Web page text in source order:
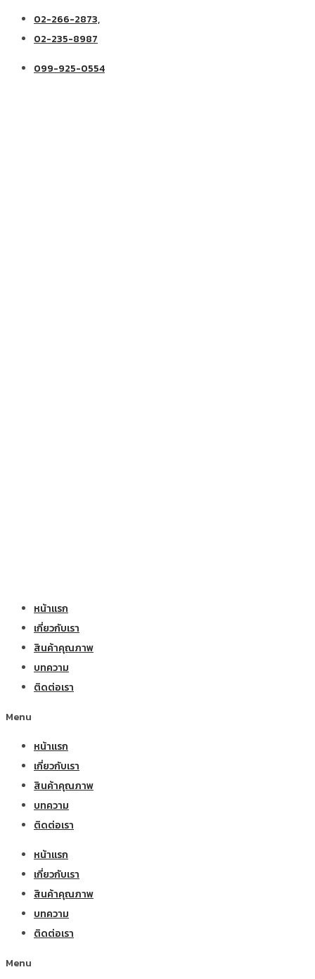
02-266-2873,
02-235-8987
099-925-0554
หน้าแรก
เกี่ยวกับเรา
สินค้าคุณภาพ
บทความ
ติดต่อเรา
Menu
หน้าแรก
เกี่ยวกับเรา
สินค้าคุณภาพ
บทความ
ติดต่อเรา
หน้าแรก
เกี่ยวกับเรา
สินค้าคุณภาพ
บทความ
ติดต่อเรา
Menu